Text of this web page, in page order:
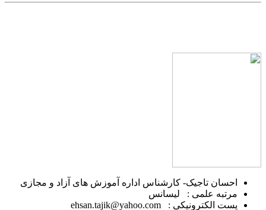
احسان تاجیک- کارشناس اداره آموزش های آزاد و مجازی
مرتبه علمی : لیسانس
پست الکترونیکی : ehsan.tajik@yahoo.com